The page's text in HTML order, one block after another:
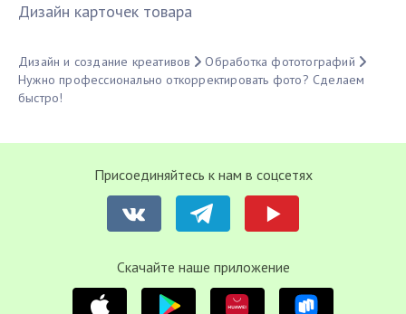
Дизайн карточек товара
Дизайн и создание креативов
Обработка фототографий
Нужно профессионально откорректировать фото? Сделаем
быстро!
Присоединяйтесь к нам в соцсетях
Cкачайте наше приложение